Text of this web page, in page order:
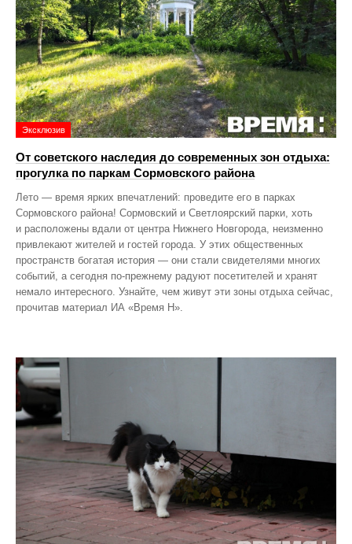
Эксклюзив
От советского наследия до современных зон отдыха:
прогулка по паркам Сормовского района
Лето — время ярких впечатлений: проведите его в парках
Сормовского района! Сормовский и Светлоярский парки, хоть
и расположены вдали от центра Нижнего Новгорода, неизменно
привлекают жителей и гостей города. У этих общественных
пространств богатая история — они стали свидетелями многих
событий, а сегодня по‑прежнему радуют посетителей и хранят
немало интересного. Узнайте, чем живут эти зоны отдыха сейчас,
прочитав материал ИА «Время Н».